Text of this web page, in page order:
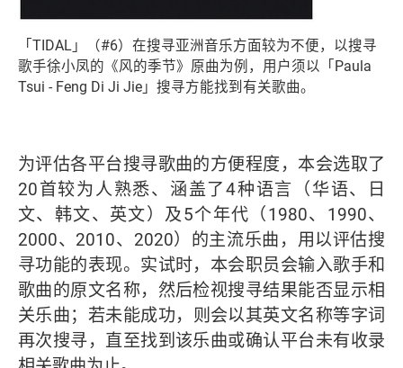
「TIDAL」（#6）在搜寻亚洲音乐方面较为不便，以搜寻
歌手徐小凤的《风的季节》原曲为例，用户须以「Paula
Tsui - Feng Di Ji Jie」搜寻方能找到有关歌曲。
为评估各平台搜寻歌曲的方便程度，本会选取了
20首较为人熟悉、涵盖了4种语言（华语、日
文、韩文、英文）及5个年代（1980、1990、
2000、2010、2020）的主流乐曲，用以评估搜
寻功能的表现。实试时，本会职员会输入歌手和
歌曲的原文名称，然后检视搜寻结果能否显示相
关乐曲；若未能成功，则会以其英文名称等字词
再次搜寻，直至找到该乐曲或确认平台未有收录